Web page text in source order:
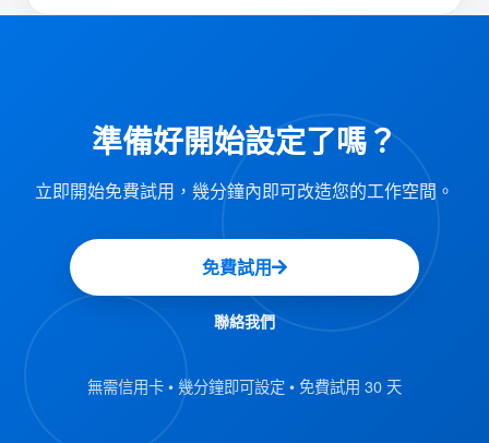
資源可以在指定的阻止期后自動可用。
減少管理員手動更新的需要。
自動使用者通知
如果被阻止的資源與現有預約重疊，系
統會自動向使用者發送電子郵件通知。
使用者會收到不可用的通知，並可以做
出其他安排。
準備好開始設定了嗎？
立即開始免費試用，幾分鐘內即可改造您的工作空間。
免費試用
聯絡我們
無需信用卡 • 幾分鐘即可設定 • 免費試用 30 天